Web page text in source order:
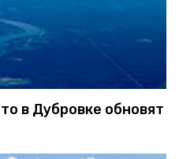
в Дубровке обновят